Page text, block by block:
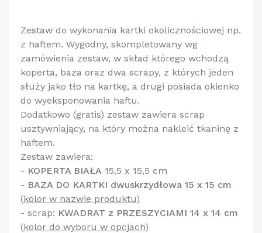
Zestaw do wykonania kartki okolicznościowej np.
z haftem. Wygodny, skompletowany wg
zamówienia zestaw, w skład którego wchodzą
koperta, baza oraz dwa scrapy, z których jeden
służy jako tło na kartkę, a drugi posiada okienko
do wyeksponowania haftu.
Dodatkowo (gratis) zestaw zawiera scrap
usztywniający, na który można nakleić tkaninę z
haftem.
Zestaw zawiera:
- KOPERTA BIAŁA 15,5 x 15,5 cm
- BAZA DO KARTKI dwuskrzydłowa 15 x 15 cm
(kolor w nazwie produktu)
- scrap: KWADRAT z PRZESZYCIAMI 14 x 14 cm
(kolor do wyboru w opcjach)